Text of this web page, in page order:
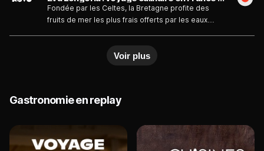
Fondée par les Celtes, la Bretagne profite des
fruits de mer les plus frais offerts par les eaux
Voir plus
Gastronomie en replay